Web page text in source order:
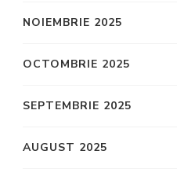
NOIEMBRIE 2025
OCTOMBRIE 2025
SEPTEMBRIE 2025
AUGUST 2025